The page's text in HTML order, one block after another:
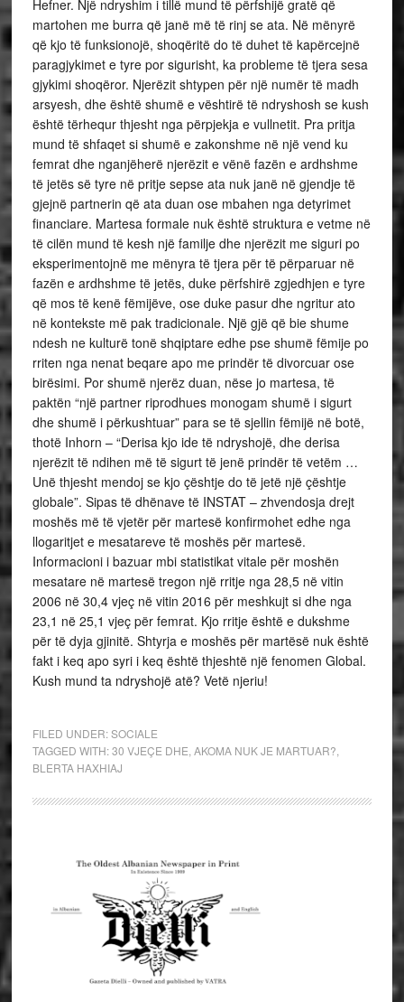
Hefner. Një ndryshim i tillë mund të përfshijë gratë që
martohen me burra që janë më të rinj se ata. Në mënyrë
që kjo të funksionojë, shoqëritë do të duhet të kapërcejnë
paragjykimet e tyre por sigurisht, ka probleme të tjera sesa
gjykimi shoqëror. Njerëzit shtypen për një numër të madh
arsyesh, dhe është shumë e vështirë të ndryshosh se kush
është tërhequr thjesht nga përpjekja e vullnetit. Pra pritja
mund të shfaqet si shumë e zakonshme në një vend ku
femrat dhe nganjëherë njerëzit e vënë fazën e ardhshme
të jetës së tyre në pritje sepse ata nuk janë në gjendje të
gjejnë partnerin që ata duan ose mbahen nga detyrimet
financiare. Martesa formale nuk është struktura e vetme në
të cilën mund të kesh një familje dhe njerëzit me siguri po
eksperimentojnë me mënyra të tjera për të përparuar në
fazën e ardhshme të jetës, duke përfshirë zgjedhjen e tyre
që mos të kenë fëmijëve, ose duke pasur dhe ngritur ato
në kontekste më pak tradicionale. Një gjë që bie shume
ndesh ne kulturë tonë shqiptare edhe pse shumë fëmije po
rriten nga nenat beqare apo me prindër të divorcuar ose
birësimi. Por shumë njerëz duan, nëse jo martesa, të
paktën “një partner riprodhues monogam shumë i sigurt
dhe shumë i përkushtuar” para se të sjellin fëmijë në botë,
thotë Inhorn – “Derisa kjo ide të ndryshojë, dhe derisa
njerëzit të ndihen më të sigurt të jenë prindër të vetëm …
Unë thjesht mendoj se kjo çështje do të jetë një çështje
globale”. Sipas të dhënave të INSTAT – zhvendosja drejt
moshës më të vjetër për martesë konfirmohet edhe nga
llogaritjet e mesatareve të moshës për martesë.
Informacioni i bazuar mbi statistikat vitale për moshën
mesatare në martesë tregon një rritje nga 28,5 në vitin
2006 në 30,4 vjeç në vitin 2016 për meshkujt si dhe nga
23,1 në 25,1 vjeç për femrat. Kjo rritje është e dukshme
për të dyja gjinitë. Shtyrja e moshës për martësë nuk është
fakt i keq apo syri i keq është thjeshtë një fenomen Global.
Kush mund ta ndryshojë atë? Vetë njeriu!
FILED UNDER:SOCIALE
TAGGED WITH:30 VJEÇE DHE AKOMA NUK JE MARTUAR?
BLERTA HAXHIAJ